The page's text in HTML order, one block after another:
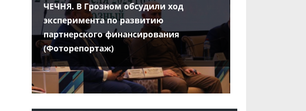
ЧЕЧНЯ. В Грозном обсудили ход
эксперимента по развитию
партнерского финансирования
(Фоторепортаж)